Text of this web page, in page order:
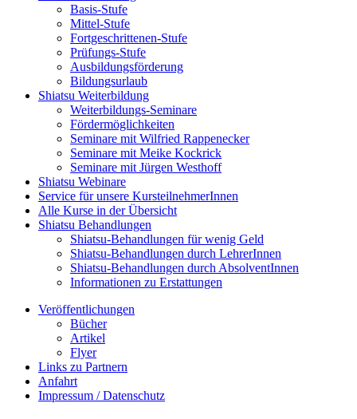
Basis-Stufe
Mittel-Stufe
Fortgeschrittenen-Stufe
Prüfungs-Stufe
Ausbildungsförderung
Bildungsurlaub
Shiatsu Weiterbildung
Weiterbildungs-Seminare
Fördermöglichkeiten
Seminare mit Wilfried Rappenecker
Seminare mit Meike Kockrick
Seminare mit Jürgen Westhoff
Shiatsu Webinare
Service für unsere KursteilnehmerInnen
Alle Kurse in der Übersicht
Shiatsu Behandlungen
Shiatsu-Behandlungen für wenig Geld
Shiatsu-Behandlungen durch LehrerInnen
Shiatsu-Behandlungen durch AbsolventInnen
Informationen zu Erstattungen
Veröffentlichungen
Bücher
Artikel
Flyer
Links zu Partnern
Anfahrt
Impressum / Datenschutz